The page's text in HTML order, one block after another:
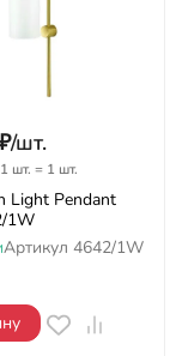
₽/шт.
1 шт. = 1 шт.
Light Pendant
1W
Артикул 4642/1W